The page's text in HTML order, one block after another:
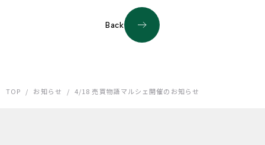
Back
TOP / お知らせ / 4/18 売買物語マルシェ開催のお知らせ